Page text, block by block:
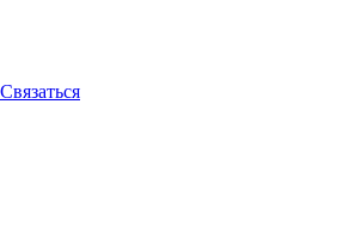
Связаться